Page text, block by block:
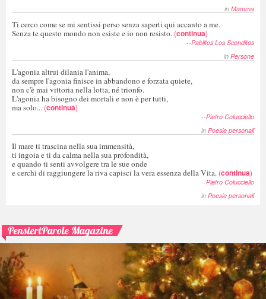
in Mamma
Ti cerco come se mi sentissi perso senza saperti qui accanto a me.
Senza te questo mondo non esiste e io non resisto. (continua)
--Pablitos Los Sconditos
in Persone
L'agonia altrui dilania l'anima,
da sempre l'agonia finisce in abbandono e forzata quiete,
non c'è mai vittoria nella lotta, né trionfo.
L'agonia ha bisogno dei mortali e non è per tutti,
ma solo... (continua)
--Pietro Colucciello
in Poesie personali
Il mare ti trascina nella sua immensità,
ti ingoia e ti da calma nella sua profondità,
e quando ti senti avvolgere tra le sue onde
e cerchi di raggiungere la riva capisci la vera essenza della Vita. (continua)
--Pietro Colucciello
in Poesie personali
PensieriParole Magazine